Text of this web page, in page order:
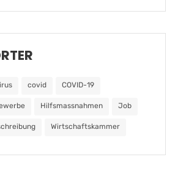
covid COVID-19
Hilfsmassnahmen Job
Wirtschaftskammer